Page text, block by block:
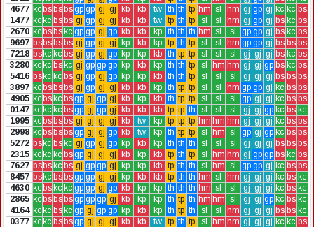
4677 kcbsbsbsgp gp gj gj kb kb tw th th tp hm sl hm gj gp gj kc kc bs
1477 kckc bsbs gj gp gj gj kb kb tw tp th tp sl sl hm gj gp gj bs kc bs
2670 kcbsbskc gp gp gj gp kb kb kp th th th hm sl sl gp gp gj bs kc bs
9697 bsbsbsbs gj gp gj gj kp kb kp tp th tp sl sl hm gp gp gj bs bs bs
7218 bskc kc bs gj gp gj gp kp kp kb th tp tp sl sl sl gj gj gj bs kc bs
3280 kckc bskc gj gp gp gp kp kb kp th th tp sl hm hm gj gj gp bs kc bs
5416 bskc kc bs gj gp gj gp kp kp kb th th tp sl sl sl gj gj gj bs bs bs
3897 kcbsbsbs gj gp gj gj kb kb kp th tp tp sl sl hm gp gp gj kc bs bs
4905 kcbskc bsgp gj gp gj kb kp kb th tp tp sl sl sl gp gj gj kc bs bs
0147 kckc kc bsgp gj gp gj kb kb kb tp tp th sl sl sl gj gj gp kc bs kc
1995 kcbsbsbs gj gj gj gj kb tw kp tp tp tp hm hm hm gj gj gj kc bs bs
2998 kcbsbsbsgp gj gj gp kb tw kp th tp tp sl hm sl gp gj gp kc bs bs
5272 bskc bskc gj gp gj gp kp kb kp th th th sl sl sl gj gj gj bs bs bs
2315 kckc kc bsgp gj gj gj kb kp kb tp th tp sl hm hm gj gp gp bs kc bs
7627 bsbskc bs gj gp gp gj kp kp kb tp th th sl hm sl gp gp gj kc bs bs
8457 bskc bsbsgp gp gj gj kp kb kb tp th th hm sl hm gj gj gj kc bs kc
4630 kcbskc kc gp gp gj gp kb kp kp th th th hm sl sl gj gj gj kc bs kc
2865 kcbsbsbsgp gp gp gj kb kp kp th tp th hm hm sl gj gj gp kc bs kc
4164 kckc bskc gp gj gp gp kp kb kp th tp th sl sl hm gj gj gj bs bs kc
0377 kckc bsbsgp gj gj gj kb kb tw tp th tp sl hm hm gj gj gj kc kc bs